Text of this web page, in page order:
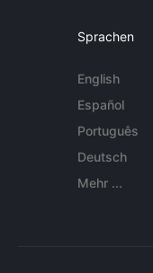
Sprachen
English
Español
Português
Deutsch
Mehr ...